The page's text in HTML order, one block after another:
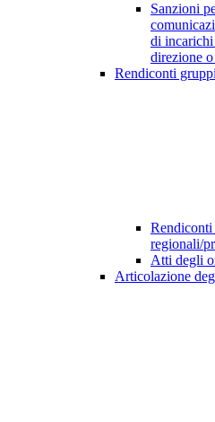
Sanzioni
di
direzione
Rendiconti
regionali/
Atti degli
Articolazione